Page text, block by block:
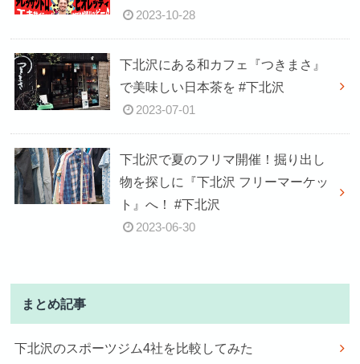
2023-10-28
下北沢にある和カフェ『つきまさ』
で美味しい日本茶を #下北沢
2023-07-01
下北沢で夏のフリマ開催！掘り出し
物を探しに『下北沢 フリーマーケッ
ト』へ！ #下北沢
2023-06-30
まとめ記事
下北沢のスポーツジム4社を比較してみた